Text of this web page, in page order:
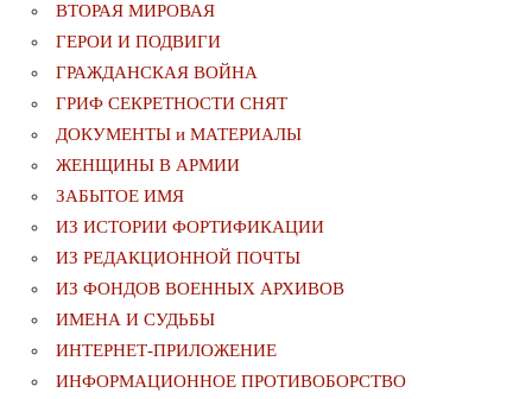
ВТОРАЯ МИРОВАЯ
ГЕРОИ И ПОДВИГИ
ГРАЖДАНСКАЯ ВОЙНА
ГРИФ СЕКРЕТНОСТИ СНЯТ
ДОКУМЕНТЫ и МАТЕРИАЛЫ
ЖЕНЩИНЫ В АРМИИ
ЗАБЫТОЕ ИМЯ
ИЗ ИСТОРИИ ФОРТИФИКАЦИИ
ИЗ РЕДАКЦИОННОЙ ПОЧТЫ
ИЗ ФОНДОВ ВОЕННЫХ АРХИВОВ
ИМЕНА И СУДЬБЫ
ИНТЕРНЕТ-ПРИЛОЖЕНИЕ
ИНФОРМАЦИОННОЕ ПРОТИВОБОРСТВО